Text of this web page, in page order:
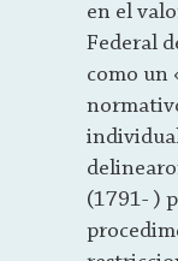
en el
Federal
como un
(1791- )